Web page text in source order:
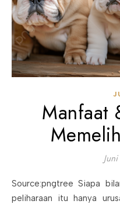
Manfaat
Source:pngtree Siapa bilang manfaat memelihara hewan
peliharaan itu hanya